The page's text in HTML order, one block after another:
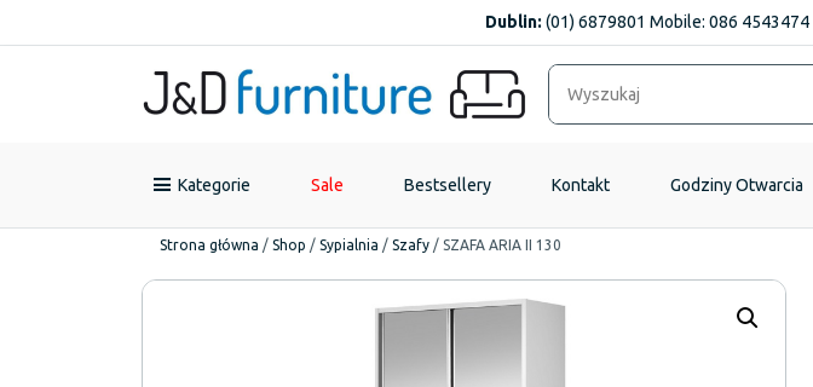
Dublin: (01) 6879801 Mobile: 086 4543474 |
Kategorie Sale Bestsellery Kontakt Godziny Otwarcia
Strona główna / Shop / Sypialnia / Szafy / SZAFA ARIA II 130